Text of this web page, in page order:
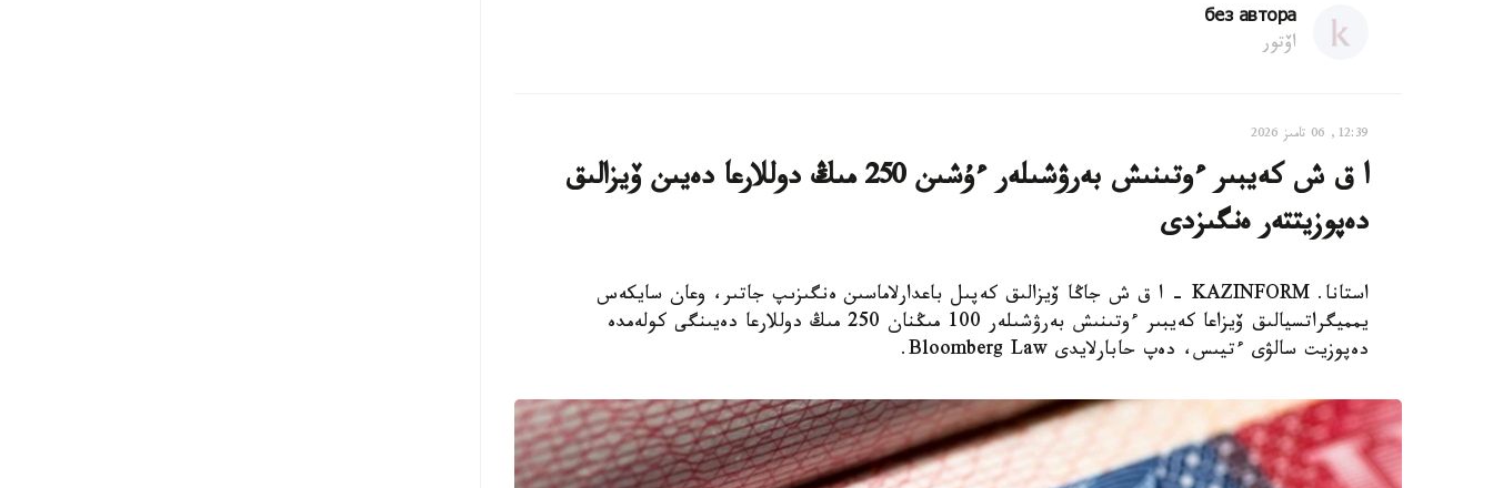
без автора
اۆتور
12:39, 06 تامىز 2026
ا ق ش كەيبىر ءوتىنىش بەرۋشىلەر ءۇشىن 250 مىڭ دوللارعا دەيىن ۆيزالىق
دەپوزيتتەر ەنگىزدى
استانا. KAZINFORM – ا ق ش جاڭا ۆيزالىق كەپىل باعدارلاماسىن ەنگىزىپ جاتىر، وعان سايكەس
يمميگراتسيالىق ۆيزاعا كەيبىر ءوتىنىش بەرۋشىلەر 100 مىڭنان 250 مىڭ دوللارعا دەيىنگى كولەمدە
دەپوزيت سالۋى ءتيىس، دەپ حابارلايدى Bloomberg Law.